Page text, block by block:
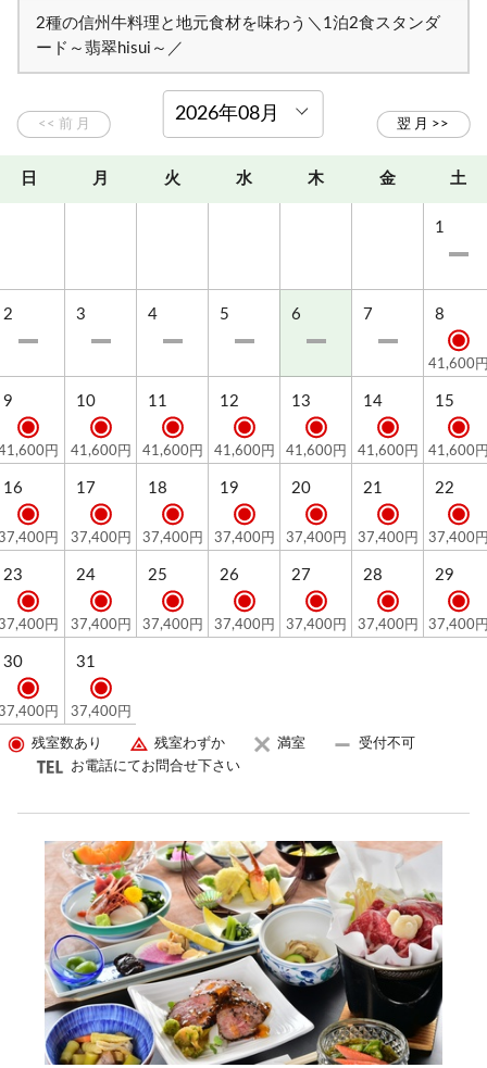
【7/7～8/8】＜送迎付き＞天然記念物＼日本一の蛍を見に行
こう！／（連泊不可のプランです）
＜9月19日～10月18日＞松茸料理4種！豪華松茸づくし×信州
牛すき焼き（連泊不可のプランです）
2種の信州牛料理と地元食材を味わう＼1泊2食スタンダ
ード～翡翠hisui～／
落hekiraku～／
～／
プラン≫（連泊不可のプランです）
る”（連泊不可のプランです）
プラン》
ラン≫
日にち限定＞
日にち限定＞
様でゆったりプラン
ラン
OK♪
日 月 火 水 木 金 土
1
2 3 4 5 6 7 8
41,600
9
円
10
41,600円
11
41,600円
12
41,600円
13
41,600円
14
41,600円
15
41,600
16
円
17
37,400円
18
37,400円
19
37,400円
20
37,400円
21
37,400円
22
37,400
23
円
24
37,400円
25
37,400円
26
37,400円
27
37,400円
28
37,400円
29
37,400
30
円
31
37,400円
残室数あり 残室わずか 満室
受付不可
お電話にてお問合せ下さい